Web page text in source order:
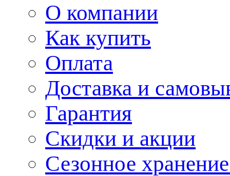
О компании
Как купить
Оплата
Доставка и
Гарантия
Скидки и акции
Сезонное